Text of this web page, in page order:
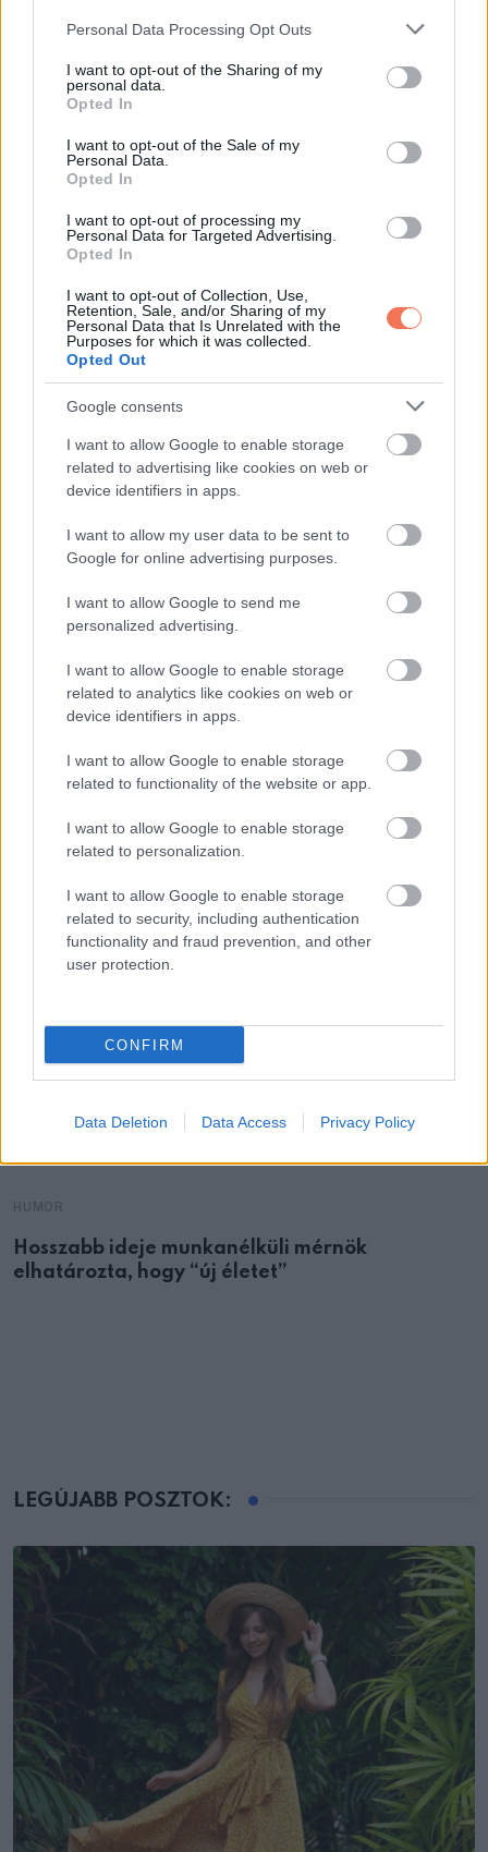
Please note that this website/app uses one or more Google
not limited to your visit or usage behaviour. You may click to
grant or deny consent to Google and its third-party tags to
use your data for below specified purposes in below Google
consent section.
Personal Data Processing Opt Outs
I want to opt-out of the Sharing of my
personal data.
Opted In
I want to opt-out of the Sale of my
Personal Data.
Opted In
I want to opt-out of processing my
Personal Data for Targeted Advertising.
Opted In
I want to opt-out of Collection, Use,
Retention, Sale, and/or Sharing of my
Personal Data that Is Unrelated with the
Purposes for which it was collected.
Opted Out
Google consents
I want to allow Google to enable storage
related to advertising like cookies on web or
device identifiers in apps.
I want to allow my user data to be sent to
Google for online advertising purposes.
I want to allow Google to send me
personalized advertising.
I want to allow Google to enable storage
related to analytics like cookies on web or
device identifiers in apps.
I want to allow Google to enable storage
related to functionality of the website or app.
I want to allow Google to enable storage
related to personalization.
I want to allow Google to enable storage
related to security, including authentication
functionality and fraud prevention, and other
user protection.
CONFIRM
Data Deletion Data Access Privacy Policy
a boszorkány. Ön is az ő áldozata volt, asszonyom?
– Én is – mondom, és eltöprengtem, hogy mennyi
levonással adnák vissza a nyolcnapi üdülési díjat.
Oszd meg ezt a posztot:
WhatsappRedditShare
via
Email
ELŐZŐ POSZT
Pásztor Anna videóban mutatta meg,
milyen csodás az erdőszéli álomotthona!
KÖVETKEZŐ POSZT
Napi horoszkóp december 9. – Ami ma
történik sokak életét felkavarja majd!
További bejegyzések
Hosszabb ideje munkanélküli mérnök
elhatározta, hogy “új életet”
LEGÚJABB POSZTOK: